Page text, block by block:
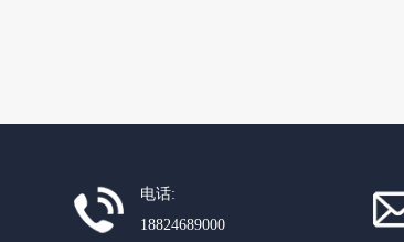
电话:
18824689000